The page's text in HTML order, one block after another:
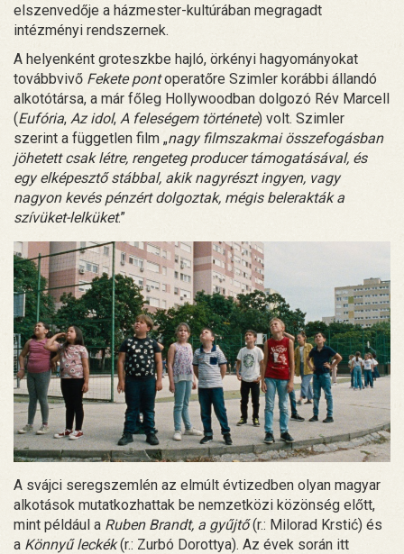
elszenvedője a házmester-kultúrában megragadt
intézményi rendszernek.
A helyenként groteszkbe hajló, örkényi hagyományokat
továbbvivő Fekete pontoperatőre Szimler korábbi állandó
alkotótársa, a már főleg Hollywoodban dolgozó Rév Marcell
(Eufória, Az idol, A feleségem története) volt. Szimler
szerint a független film „nagy filmszakmai összefogásban
jöhetett csak létre, rengeteg producer támogatásával, és
egy elképesztő stábbal, akik nagyrészt ingyen, vagy
nagyon kevés pénzért dolgoztak, mégis belerakták a
szívüket-lelküket.”
A svájci seregszemlén az elmúlt évtizedben olyan magyar
alkotások mutatkozhattak be nemzetközi közönség előtt,
mint például a Ruben Brandt, a gyűjtő(r.: Milorad Krstić) és
a Könnyű leckék(r.: Zurbó Dorottya). Az évek során itt